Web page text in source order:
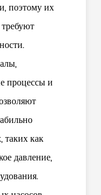
поэтому их
процессы и
таких как
давление,